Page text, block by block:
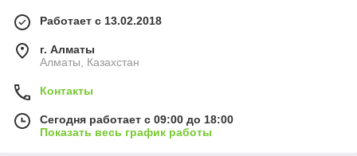
Работает с 13.02.2018
г. Алматы
Алматы, Казахстан
Контакты
Сегодня работает с 09:00 до 18:00
Показать весь график работы